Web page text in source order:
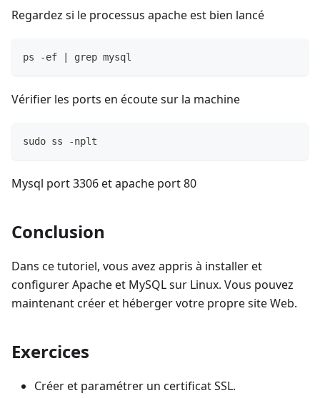
Regardez si le processus apache est bien lancé
ps -ef | grep mysql
Vérifier les ports en écoute sur la machine
sudo ss -nplt
Mysql port 3306 et apache port 80
Conclusion
Dans ce tutoriel, vous avez appris à installer et
configurer Apache et MySQL sur Linux. Vous pouvez
maintenant créer et héberger votre propre site Web.
Exercices
Créer et paramétrer un certificat SSL.